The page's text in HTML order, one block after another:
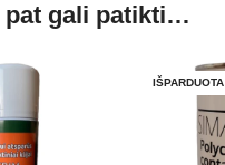
pat gali patikti…
IŠPARDUOTA